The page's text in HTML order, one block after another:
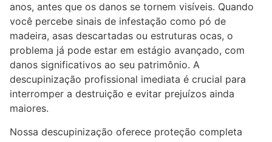
anos, antes que os danos se tornem visíveis. Quando
você percebe sinais de infestação como pó de
madeira, asas descartadas ou estruturas ocas, o
problema já pode estar em estágio avançado, com
danos significativos ao seu patrimônio. A
descupinização profissional imediata é crucial para
interromper a destruição e evitar prejuízos ainda
maiores.
Nossa descupinização oferece proteção completa